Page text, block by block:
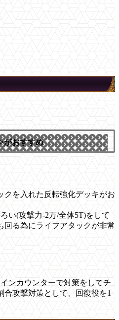
がおすすめ
クを入れた反転強化デッキがお
い(攻撃力-2万/全体5T)をして
回る為にライフアタックが非常
ンカウンターで対策をしてチ
合攻撃対策として、回復役を1